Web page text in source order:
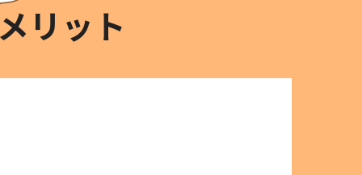
リット